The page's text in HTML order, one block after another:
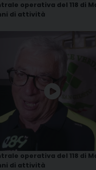
operativa del 118 di
di attività
operativa del 118 di
di attività